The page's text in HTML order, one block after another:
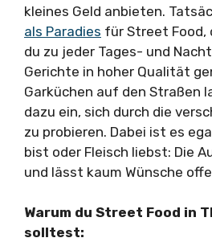
kleines Geld anbieten.
als Paradies für Street Food,
du zu jeder Tages- und
Gerichte in hoher Qualität
Garküchen auf den Straßen
dazu ein, sich durch die
zu probieren. Dabei ist es
bist oder Fleisch liebst: Die
und lässt kaum Wünsche
Warum du Street Food in
solltest: